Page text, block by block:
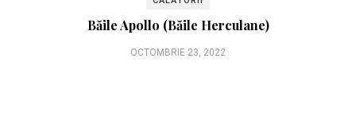
Băile Apollo (Băile Herculane)
OCTOMBRIE 23, 2022